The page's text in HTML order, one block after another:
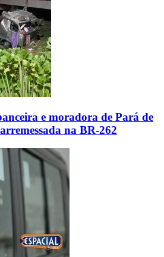
e moradora de Pará de
na BR-262